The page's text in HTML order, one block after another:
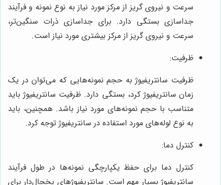
سرعت و نیروی گریز از مرکز مورد نیاز به نوع نمونه و فرآیند
جداسازی بستگی دارد. برای جداسازی ذرات سنگین‌تر،
سرعت و نیروی گریز از مرکز بیشتری مورد نیاز است.
ظرفیت:
ظرفیت سانتریفیوژ به حجم نمونه‌هایی که می‌توان در یک
زمان سانتریفیوژ کرد، بستگی دارد. ظرفیت سانتریفیوژ باید
متناسب با حجم نمونه‌های مورد نیاز باشد. همچنین، باید
به نوع لوله‌های مورد استفاده در سانتریفیوژ توجه کرد.
کنترل دما:
کنترل دما برای حفظ یکپارچگی نمونه‌ها در طول فرآیند
سانتریفیوژ بسیار مهم است. سانتریفیوژهای یخچال‌دار برای